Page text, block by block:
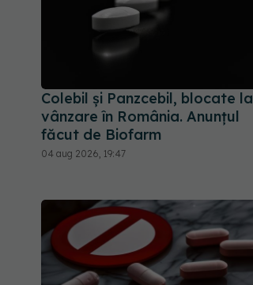
Colebil și Panzcebil, blocate la
vânzare în România. Anunțul
făcut de Biofarm
04 aug 2026, 19:47